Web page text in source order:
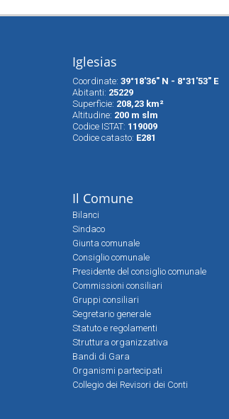
Iglesias
Coordinate: 39°18'36" N - 8°31'53" E
Abitanti: 25229
Superfìcie: 208,23 km²
Altitudine: 200 m slm
Codice ISTAT: 119009
Codice catasto: E281
Il Comune
Bilanci
Sindaco
Giunta comunale
Consiglio comunale
Presidente del consiglio comunale
Commissioni consiliari
Gruppi consiliari
Segretario generale
Statuto e regolamenti
Struttura organizzativa
Bandi di Gara
Organismi partecipati
Collegio dei Revisori dei Conti